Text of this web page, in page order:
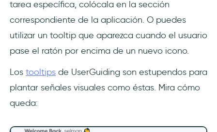
tarea específica, colócala en la sección
correspondiente de la aplicación. O puedes
utilizar un tooltip que aparezca cuando el usuario
pase el ratón por encima de un nuevo icono.
Los tooltips de UserGuiding son estupendos para
plantar señales visuales como éstas. Mira cómo
queda: